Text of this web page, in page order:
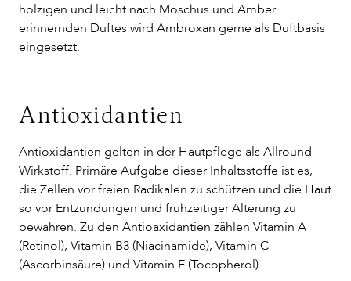
holzigen und leicht nach Moschus und Amber
erinnernden Duftes wird Ambroxan gerne als Duftbasis
eingesetzt.
Antioxidantien
Antioxidantien gelten in der Hautpflege als Allround-
Wirkstoff. Primäre Aufgabe dieser Inhaltsstoffe ist es,
die Zellen vor freien Radikalen zu schützen und die Haut
so vor Entzündungen und frühzeitiger Alterung zu
bewahren. Zu den Antioaxidantien zählen Vitamin A
(Retinol), Vitamin B3 (Niacinamide), Vitamin C
(Ascorbinsäure) und Vitamin E (Tocopherol).